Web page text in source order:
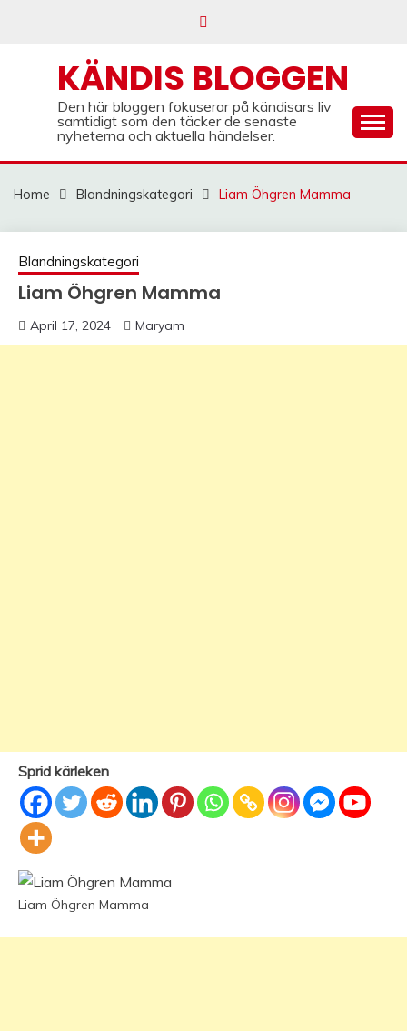
KÄNDIS BLOGGEN
Den här bloggen fokuserar på kändisars liv
samtidigt som den täcker de senaste
nyheterna och aktuella händelser.
Home Blandningskategori Liam Öhgren Mamma
Blandningskategori
Liam Öhgren Mamma
April 17, 2024 Maryam
Sprid kärleken
Liam Öhgren Mamma